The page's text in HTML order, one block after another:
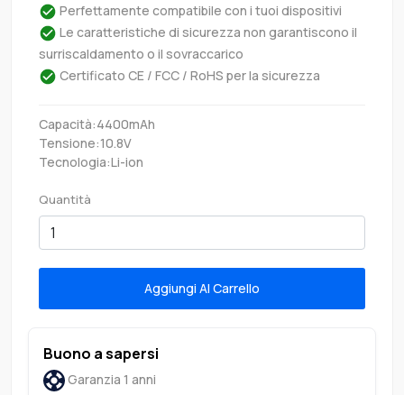
Perfettamente compatibile con i tuoi dispositivi
Le caratteristiche di sicurezza non garantiscono il
surriscaldamento o il sovraccarico
Certificato CE / FCC / RoHS per la sicurezza
Capacità:4400mAh
Tensione:10.8V
Tecnologia:Li-ion
Quantità
Aggiungi Al Carrello
Buono a sapersi
Garanzia 1 anni